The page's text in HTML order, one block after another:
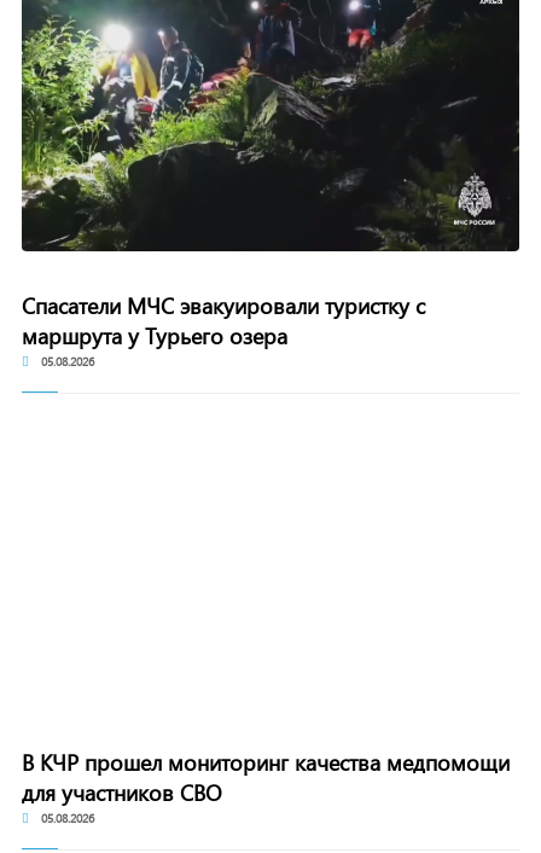
Спасатели МЧС эвакуировали туристку с
маршрута у Турьего озера
05.08.2026
В КЧР прошел мониторинг качества медпомощи
для участников СВО
05.08.2026